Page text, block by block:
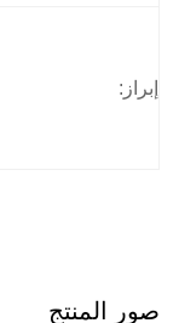
إبراز:
صور المنتج